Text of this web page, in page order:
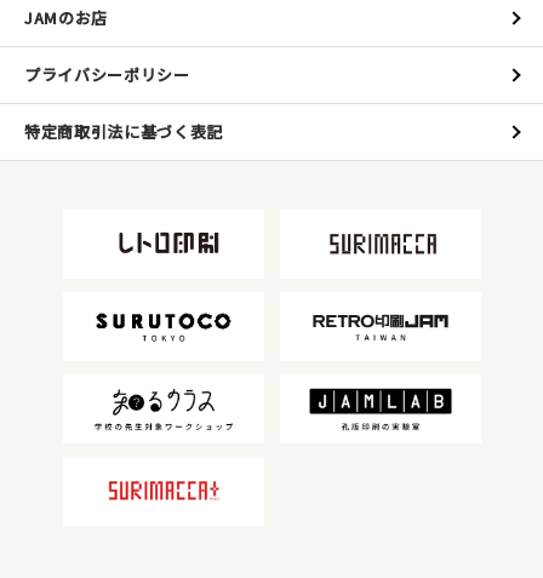
JAMのお店
プライバシーポリシー
特定商取引法に基づく表記